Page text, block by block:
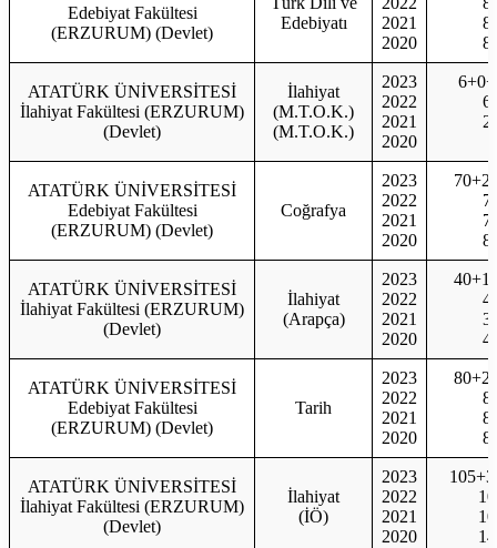
Edebiyat Fakültesi
(ERZURUM) (Devlet)
Edebiyatı
2021
2020
ATATÜRK ÜNİVERSİTESİ
İlahiyat Fakültesi (ERZURUM)
(Devlet)
İlahiyat
(M.T.O.K.)
(M.T.O.K.)
2023
2022
2021
2020
ATATÜRK ÜNİVERSİTESİ
Edebiyat Fakültesi
(ERZURUM) (Devlet)
Coğrafya
2023
2022
2021
2020
ATATÜRK ÜNİVERSİTESİ
İlahiyat Fakültesi (ERZURUM)
(Devlet)
İlahiyat
(Arapça)
2023
2022
2021
2020
ATATÜRK ÜNİVERSİTESİ
Edebiyat Fakültesi
(ERZURUM) (Devlet)
Tarih
2023
2022
2021
2020
ATATÜRK ÜNİVERSİTESİ
İlahiyat Fakültesi (ERZURUM)
(Devlet)
İlahiyat
(İÖ)
2023
2022
2021
2020